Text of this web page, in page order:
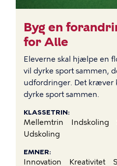
Byg en
for Alle
Eleverne skal hjælpe en
vil dyrke sport sammen,
udfordringer. Det kræver
dyrke sport sammen.
KLASSETRIN
Mellemtrin Indskoling
Udskoling
EMNER
Innovation Kreativitet